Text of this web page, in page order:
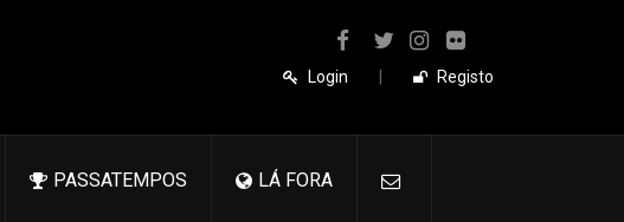
Login Registo
PASSATEMPOS LÁ FORA